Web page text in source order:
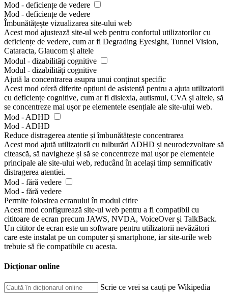
Mod - deficiențe de vedere
Mod - deficiențe de vedere
Îmbunătățește vizualizarea site-ului web
Acest mod ajustează site-ul web pentru confortul utilizatorilor cu
deficiențe de vedere, cum ar fi Degrading Eyesight, Tunnel Vision,
Cataracta, Glaucom și altele
Modul - dizabilități cognitive
Modul - dizabilități cognitive
Ajută la concentrarea asupra unui conținut specific
Acest mod oferă diferite opțiuni de asistență pentru a ajuta utilizatorii
cu deficiențe cognitive, cum ar fi dislexia, autismul, CVA și altele, să
se concentreze mai ușor pe elementele esențiale ale site-ului web.
Mod - ADHD
Mod - ADHD
Reduce distragerea atentie și îmbunătățește concentrarea
Acest mod ajută utilizatorii cu tulburări ADHD și neurodezvoltare să
citească, să navigheze și să se concentreze mai ușor pe elementele
principale ale site-ului web, reducând în același timp semnificativ
distragerea atentiei.
Mod - fără vedere
Mod - fără vedere
Permite folosirea ecranului în modul citire
Acest mod configurează site-ul web pentru a fi compatibil cu
cititoare de ecran precum JAWS, NVDA, VoiceOver și TalkBack.
Un cititor de ecran este un software pentru utilizatorii nevăzători
care este instalat pe un computer și smartphone, iar site-urile web
trebuie să fie compatibile cu acesta.
Dicționar online
Scrie ce vrei sa cauți pe Wikipedia